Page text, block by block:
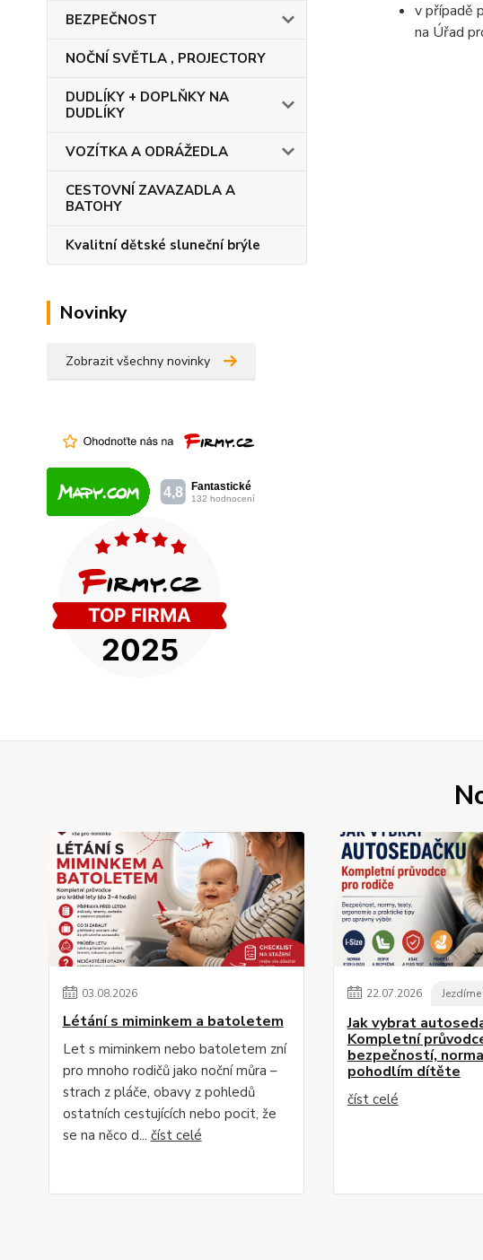
BEZPEČNOST
NOČNÍ SVĚTLA , PROJECTORY
DUDLÍKY + DOPLŇKY NA
DUDLÍKY
VOZÍTKA A ODRÁŽEDLA
CESTOVNÍ ZAVAZADLA A
BATOHY
Kvalitní dětské sluneční brýle
Novinky
Zobrazit všechny novinky
v případě
na Úřad
03.08.2026
Létání s miminkem a batoletem
Let s miminkem nebo batoletem zní
pro mnoho rodičů jako noční můra –
strach z pláče, obavy z pohledů
ostatních cestujících nebo pocit, že
se na něco d... číst celé
22.07.2026
Jak vybrat
Kompletní
bezpečností,
pohodlím dítěte
číst celé